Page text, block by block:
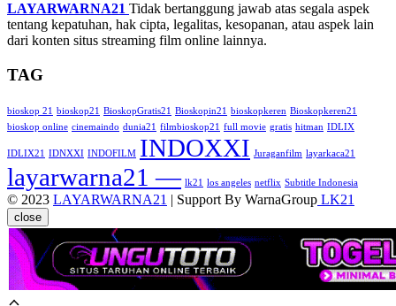
LAYARWARNA21 Tidak bertanggung jawab atas segala aspek
tentang kepatuhan, hak cipta, legalitas, kesopanan, atau aspek lain
dari konten situs streaming film online lainnya.
TAG
bioskop 21 bioskop21 BioskopGratis21 Bioskopin21 bioskopkeren Bioskopkeren21
bioskop online cinemaindo dunia21 filmbioskop21 full movie gratis hitman IDLIX
IDLIX21 IDNXXI INDOFILM INDOXXI Juraganfilm layarkaca21
layarwarna21 — lk21 los angeles netflix Subtitle Indonesia
© 2023 LAYARWARNA21 | Support By WarnaGroup LK21
close